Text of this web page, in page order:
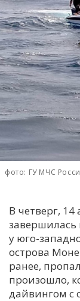
В
И
К
М
фото: ГУ МЧС
В четверг, 14
завершилась
у юго-
острова
ранее,
произошло,
дайвингом с